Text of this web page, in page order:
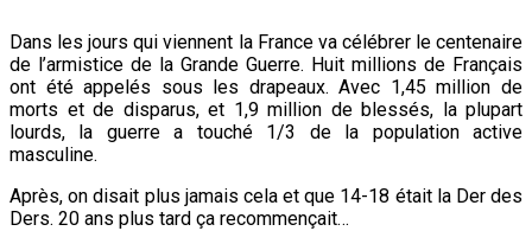
Dans les jours qui viennent la France va célébrer le centenaire
de l’armistice de la Grande Guerre. Huit millions de Français
ont été appelés sous les drapeaux. Avec 1,45 million de
morts et de disparus, et 1,9 million de blessés, la plupart
lourds, la guerre a touché 1/3 de la population active
masculine.
Après, on disait plus jamais cela et que 14-18 était la Der des
Ders. 20 ans plus tard ça recommençait…